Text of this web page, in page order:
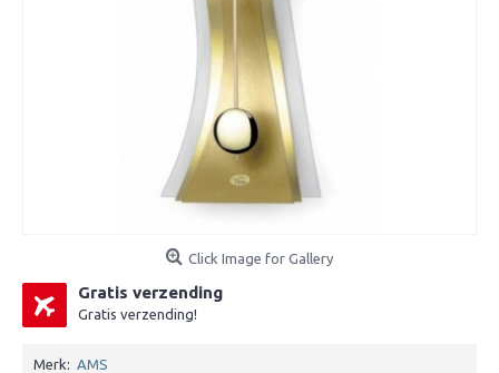
Click Image for Gallery
Gratis verzending
Gratis verzending!
Merk: AMS